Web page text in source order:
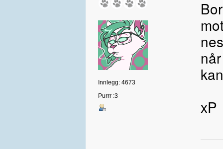
Innlegg: 4673
Purrr :3
xP